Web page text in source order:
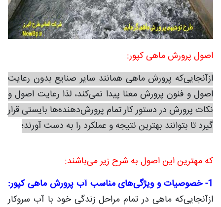
اصول پرورش ماهی کپور:
ازآنجایی‌که پرورش ماهی همانند سایر صنایع بدون رعایت
اصول و فنون پرورش معنا پیدا نمی‌کند، لذا رعایت اصول و
نکات پرورش در دستور کار تمام پرورش‌دهنده‌ها بایستی قرار
گیرد تا بتوانند بهترین نتیجه و عملکرد را به دست آورند؛
که مهترین این اصول به شرح زیر می‌باشند:
1- خصوصیات و ویژگی‌های مناسب آب پرورش ماهی کپور:
ازآنجایی‌که ماهی در تمام مراحل زندگی خود با آب سروکار